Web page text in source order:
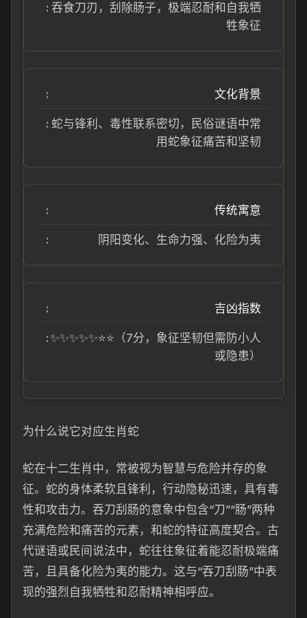
吞食刀刃，刮除肠子，极端忍耐和自我牺
牲象征
文化背景
蛇与锋利、毒性联系密切，民俗谜语中常
用蛇象征痛苦和坚韧
传统寓意
阴阳变化、生命力强、化险为夷
吉凶指数
✨✨✨✨✨⭐⭐（7分，象征坚韧但需防小人
或隐患）
为什么说它对应生肖蛇
蛇在十二生肖中，常被视为智慧与危险并存的象
征。蛇的身体柔软且锋利，行动隐秘迅速，具有毒
性和攻击力。吞刀刮肠的意象中包含“刀”“肠”两种
充满危险和痛苦的元素，和蛇的特征高度契合。古
代谜语或民间说法中，蛇往往象征着能忍耐极端痛
苦，且具备化险为夷的能力。这与“吞刀刮肠”中表
现的强烈自我牺牲和忍耐精神相呼应。